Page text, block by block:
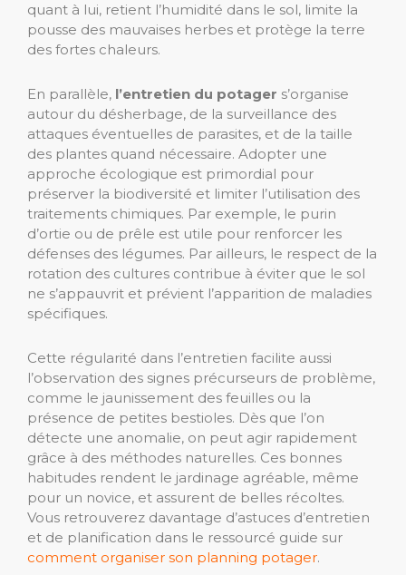
quant à lui, retient l’humidité dans le sol, limite la
pousse des mauvaises herbes et protège la terre
des fortes chaleurs.
En parallèle, l’entretien du potager s’organise
autour du désherbage, de la surveillance des
attaques éventuelles de parasites, et de la taille
des plantes quand nécessaire. Adopter une
approche écologique est primordial pour
préserver la biodiversité et limiter l’utilisation des
traitements chimiques. Par exemple, le purin
d’ortie ou de prêle est utile pour renforcer les
défenses des légumes. Par ailleurs, le respect de la
rotation des cultures contribue à éviter que le sol
ne s’appauvrit et prévient l’apparition de maladies
spécifiques.
Cette régularité dans l’entretien facilite aussi
l’observation des signes précurseurs de problème,
comme le jaunissement des feuilles ou la
présence de petites bestioles. Dès que l’on
détecte une anomalie, on peut agir rapidement
grâce à des méthodes naturelles. Ces bonnes
habitudes rendent le jardinage agréable, même
pour un novice, et assurent de belles récoltes.
Vous retrouverez davantage d’astuces d’entretien
et de planification dans le ressourcé guide sur
comment organiser son planning potager.